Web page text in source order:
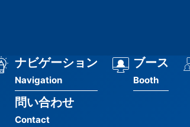
ナビゲーション
Navigation
ブース
Booth
問い合わせ
Contact